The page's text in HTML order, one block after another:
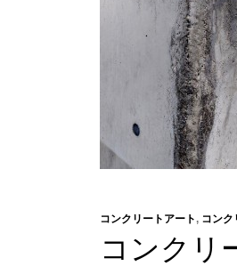
コンクリートアート , コンク
コンクリ